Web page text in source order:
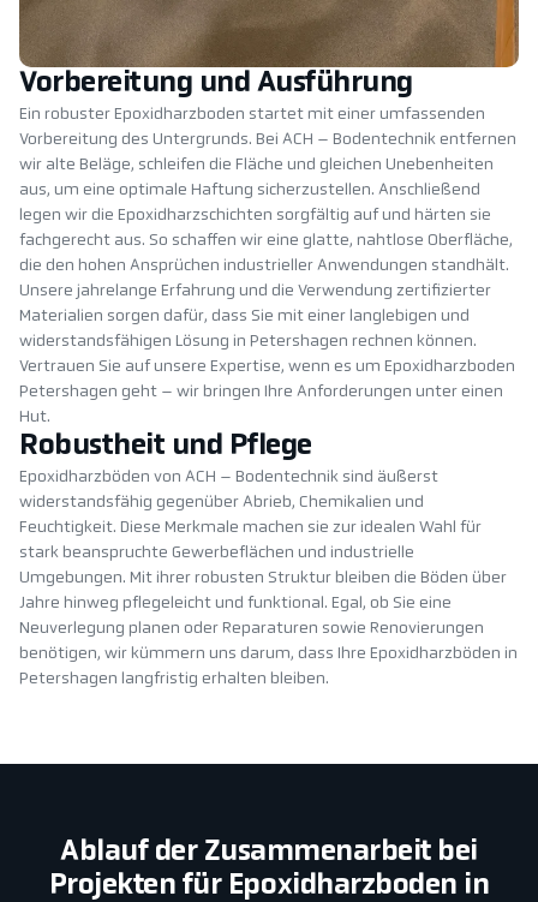
Vorbereitung und Ausführung
Ein robuster Epoxidharzboden startet mit einer umfassenden
Vorbereitung des Untergrunds. Bei ACH – Bodentechnik entfernen
wir alte Beläge, schleifen die Fläche und gleichen Unebenheiten
aus, um eine optimale Haftung sicherzustellen. Anschließend
legen wir die Epoxidharzschichten sorgfältig auf und härten sie
fachgerecht aus. So schaffen wir eine glatte, nahtlose Oberfläche,
die den hohen Ansprüchen industrieller Anwendungen standhält.
Unsere jahrelange Erfahrung und die Verwendung zertifizierter
Materialien sorgen dafür, dass Sie mit einer langlebigen und
widerstandsfähigen Lösung in Petershagen rechnen können.
Vertrauen Sie auf unsere Expertise, wenn es um Epoxidharzboden
Petershagen geht – wir bringen Ihre Anforderungen unter einen
Hut.
Robustheit und Pflege
Epoxidharzböden von ACH – Bodentechnik sind äußerst
widerstandsfähig gegenüber Abrieb, Chemikalien und
Feuchtigkeit. Diese Merkmale machen sie zur idealen Wahl für
stark beanspruchte Gewerbeflächen und industrielle
Umgebungen. Mit ihrer robusten Struktur bleiben die Böden über
Jahre hinweg pflegeleicht und funktional. Egal, ob Sie eine
Neuverlegung planen oder Reparaturen sowie Renovierungen
benötigen, wir kümmern uns darum, dass Ihre Epoxidharzböden in
Petershagen langfristig erhalten bleiben.
Ablauf der Zusammenarbeit bei
Projekten für Epoxidharzboden in